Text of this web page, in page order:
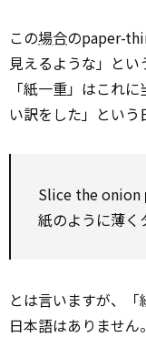
この場合のpaper-
見えるような」と
「紙一重」はこれ
い訳をした」という
Slice the onion
紙のように薄く
とは言いますが、「
日本語はありませ